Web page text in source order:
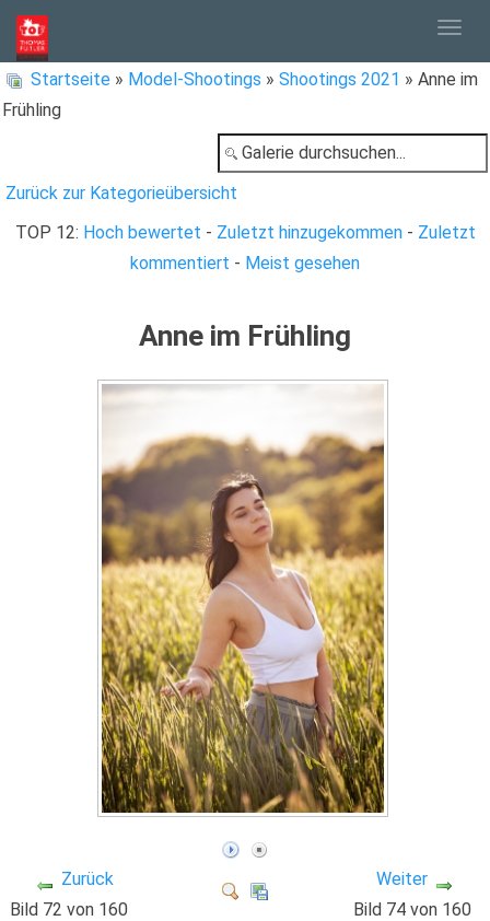
Startseite » Model-Shootings » Shootings 2021 » Anne im
Frühling
Zurück zur Kategorieübersicht
TOP 12: Hoch bewertet - Zuletzt hinzugekommen- Zuletzt
kommentiert - Meist gesehen
Anne im Frühling
Zurück
Bild 72 von 160
Weiter
Bild 74 von 160